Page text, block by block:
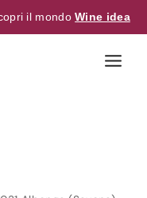
il mondoWine idea